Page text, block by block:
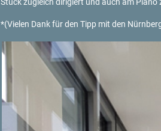
*(Vie­len Dank für den Tipp mit den